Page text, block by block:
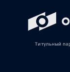
Титульный